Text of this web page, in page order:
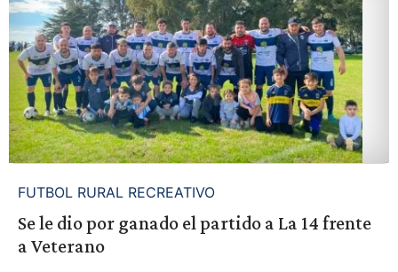
FUTBOL RURAL RECREATIVO
Se le dio por ganado el partido a La 14 frente
a Veterano